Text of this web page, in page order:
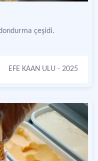
çeşidi.
EFE KAAN ULU - 2025